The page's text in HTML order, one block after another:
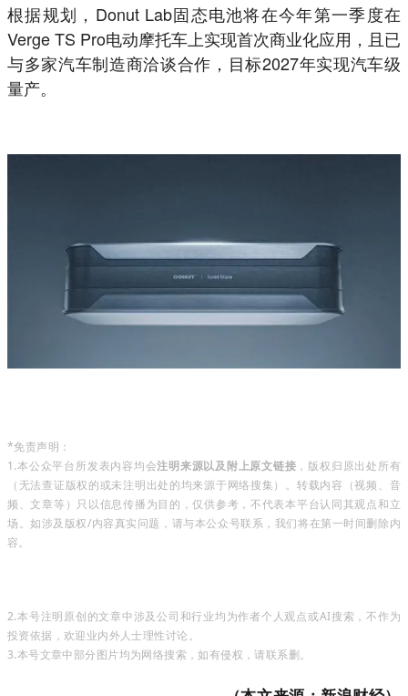
根据规划，Donut Lab固态电池将在今年第一季度在
Verge TS Pro电动摩托车上实现首次商业化应用，且已
与多家汽车制造商洽谈合作，目标2027年实现汽车级
量产。
*免责声明：
1.本公众平台所发表内容均会注明来源以及附上原文链接 ，版权归原出处所有
（无法查证版权的或未注明出处的均来源于网络搜集）。转载内容（视频、音
频、文章等）只以信息传播为目的，仅供参考，不代表本平台认同其观点和立
场。如涉及版权/内容真实问题，请与本公众号联系，我们将在第一时间删除内
容。
2.本号注明原创的文章中涉及公司和行业均为作者个人观点或AI搜索 ，不作为
投资依据，欢迎业内外人士理性讨论。
3.本号文章中部分图片均为网络搜索 ，如有侵权，请联系删。